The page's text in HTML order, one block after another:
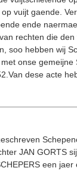
vuijt gaende.
ende
rechten die
soo hebben wij
onse
dese acte
JAN GORTS
een